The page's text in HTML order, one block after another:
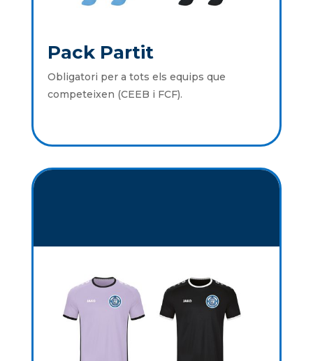
Pack Partit
Obligatori per a tots els equips que
competeixen (CEEB i FCF).